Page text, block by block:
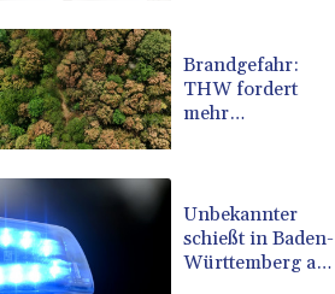
spenden
Brandgefahr:
THW fordert
mehr
Unbekannter
schießt in Baden-
Württemberg auf